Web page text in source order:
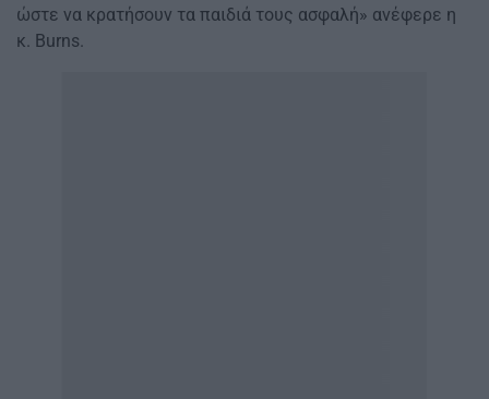
ώστε να κρατήσουν τα παιδιά τους ασφαλή» ανέφερε η
κ. Burns.